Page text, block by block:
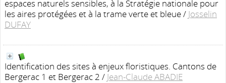
espaces naturels sensibles, à la Stratégie nationale pour
les aires protégées et à la trame verte et bleue/ Josselin
DUFAY
Identification des sites à enjeux floristiques. Cantons de
Bergerac 1 et Bergerac 2 / Jean-Claude ABADIE